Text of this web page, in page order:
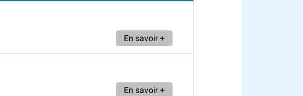
En savoir +
En savoir +